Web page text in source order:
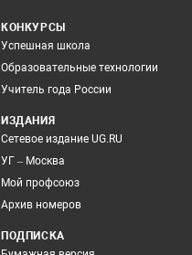
КОНКУРСЫ
Успешная школа
Образовательные технологии
Учитель года России
ИЗДАНИЯ
Сетевое издание UG.RU
УГ – Москва
Мой профсоюз
Архив номеров
ПОДПИСКА